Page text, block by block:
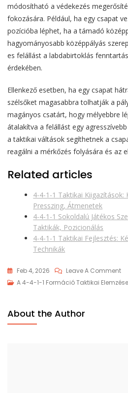
módosítható a védekezés
fokozására. Például, ha egy csapat
pozícióba léphet, ha a támadó
hagyományosabb középpályás
es felállást a labdabirtoklás
érdekében.
Ellenkező esetben, ha egy csapat
szélsőket magasabbra tolhatják a
magányos csatárt, hogy mélyebbre
átalakítva a felállást egy
a taktikai váltások segíthetnek a
reagálni a mérkőzés folyására és az
Related articles
4-4-1-1 Taktikai
Presszing, Átmenetek
4-4-1-1 Sokoldalú Játékos
Taktikák, Pozicionálás
4-4-1-1 Taktikai Fejlesztés:
Technikák
Feb 4, 2026 Leave A CommentOn
4-
A 4-4-1-1 Formáció Taktikai Elemzése
About the Author